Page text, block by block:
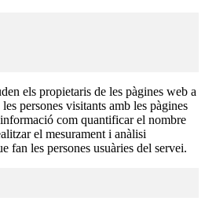
els propietaris de les pàgines web a
persones visitants amb les pàgines
com quantificar el nombre
el mesurament i anàlisi
fan les persones usuàries del servei.